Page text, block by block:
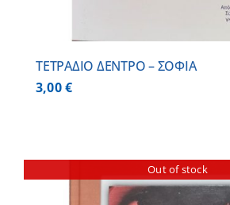
ΤΕΤΡΑΔΙΟ ΔΕΝΤΡΟ – ΣΟΦΙΑ
3,00€
Out of stock